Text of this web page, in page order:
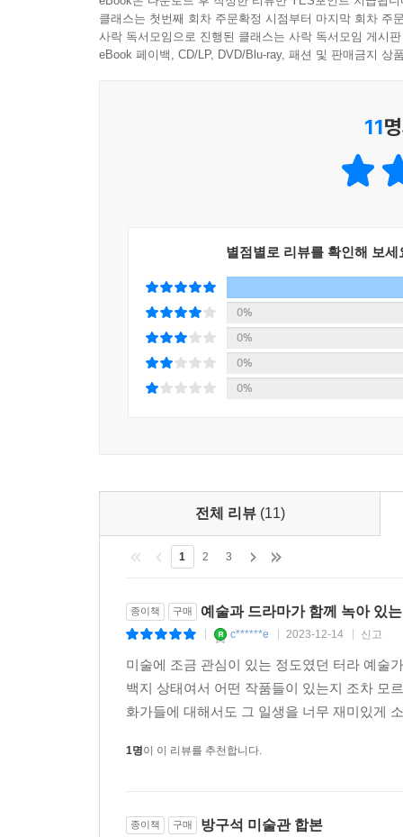
알고 보니 원조 막장드라마의 주인공?
미술책에서 갑자기 웬 막장드라마 예찬이냐고요?
요. 먼저 예고편을 볼까요? 프리다는 말합니다.
“내가 살아오는 동안 두 번의 큰 사고를 당했는데
카멜레온도 울고 갈 변신의 귀재였다고?
“한국 최초로 세계적 예술가가 된 사람은?”
이런 질문을 던지면 아마 백이면 백 백남준을 떠
트’가 있었습니다. 바로 이응노죠. 백남준이 [TV
이응노. 한마디로 ‘변신의 귀재’라 말하고 싶습
같습니다. 그만큼 작품세계가 변화무쌍했다는 뜻
이제 한국 최초의 월드 아티스트이자 변신의 귀재,
한국에서 가장 비싼 화가 김환기,
그의 예술은 ‘일심동체’ 사랑으로 완성될 수 있었다
현재 한국에서 가장 비싼 화가는 누구일까요? 바
(중략) 100억 원이 넘는 가격에 판매된다는 것은
클래스는 첫번째 회차 주문확정 시점부터 마지막 회차 주
사락 독서모임으로 진행된 클래스는 사락 독서모임 게시
eBook 페이백, CD/LP, DVD/Blu-ray, 패션 및 판매금지 상
11
별점별로 리뷰를 확인해 보세
0%
0%
0%
0%
전체 리뷰 (11)
1 2 3
종이책 구매 예술과 드라마가 함께 녹아 있
c******e 2023-12-14 신고
미술에 조금 관심이 있는 정도였던 터라 예술
백지 상태여서 어떤 작품들이 있는지 조차 모
화가들에 대해서도 그 일생을 너무 재미있게
1명이 이 리뷰를 추천합니다.
종이책 구매 방구석 미술관 합본